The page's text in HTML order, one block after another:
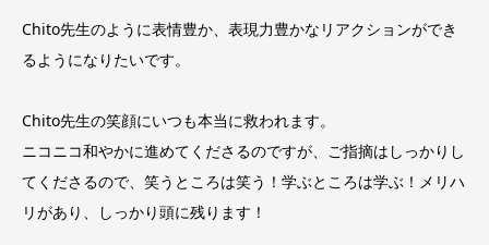
Chito先生のように表情豊か、表現力豊かなリアクションができ
るようになりたいです。
Chito先生の笑顔にいつも本当に救われます。
ニコニコ和やかに進めてくださるのですが、ご指摘はしっかりし
てくださるので、笑うところは笑う！学ぶところは学ぶ！メリハ
リがあり、しっかり頭に残ります！